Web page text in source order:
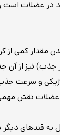
در عضلات
مقدار کمی از
جذب) نیز از
و سرعت
عضلات نقش
به قندهای